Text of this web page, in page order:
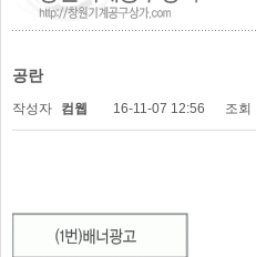
공란
작성자 컴웹 16-11-07 12:56 조회